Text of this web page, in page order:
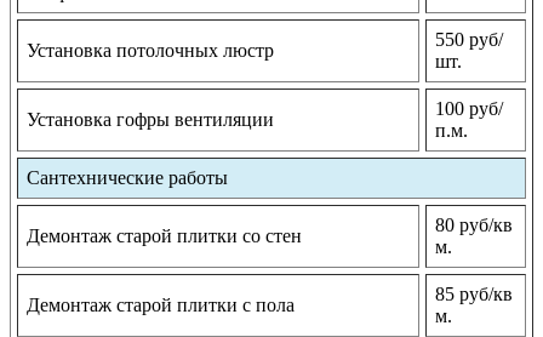
Установка потолочных люстр
550 руб/
шт.
Установка гофры вентиляции
100 руб/
п.м.
Сантехнические работы
Демонтаж старой плитки со стен
80 руб/кв
м.
Демонтаж старой плитки с пола
85 руб/кв
м.